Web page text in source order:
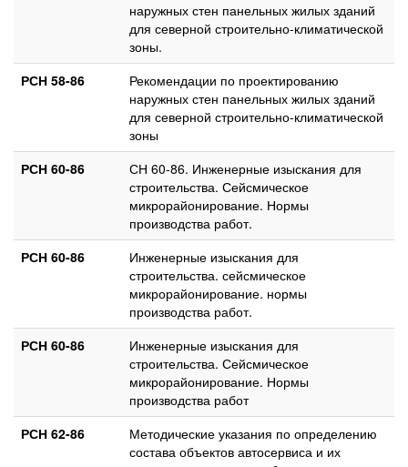
наружных стен панельных жилых зданий
для северной строительно-климатической
зоны.
РСН 58-86
Рекомендации по проектированию
наружных стен панельных жилых зданий
для северной строительно-климатической
зоны
РСН 60-86
СН 60-86. Инженерные изыскания для
строительства. Сейсмическое
микрорайонирование. Нормы
производства работ.
РСН 60-86
Инженерные изыскания для
строительства. сейсмическое
микрорайонирование. нормы
производства работ.
РСН 60-86
Инженерные изыскания для
строительства. Сейсмическое
микрорайонирование. Нормы
производства работ
РСН 62-86
Методические указания по определению
состава объектов автосервиса и их